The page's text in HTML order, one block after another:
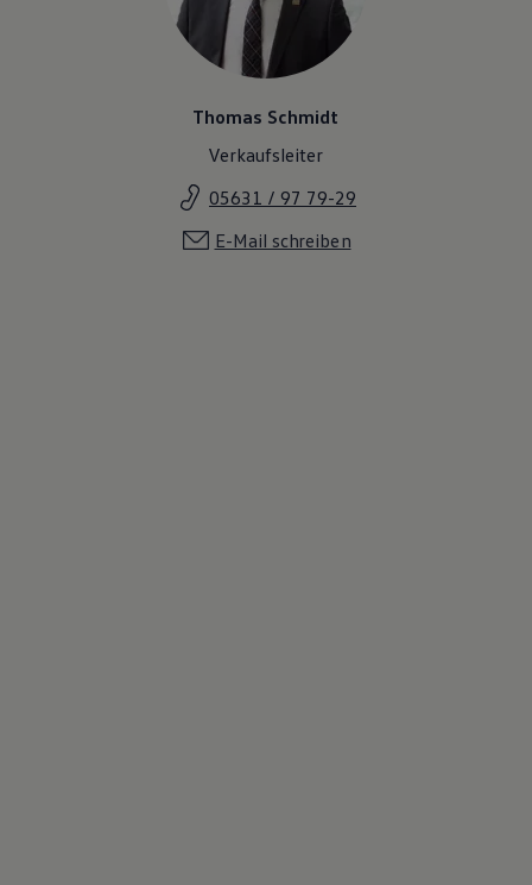
Lifestyle
Transport
Elektromobilität
Volkswagen R
Pannen- und Unfallhilfe
Thomas Schmidt
Verkaufsleiter
05631 / 97 79-29
E-Mail schreiben